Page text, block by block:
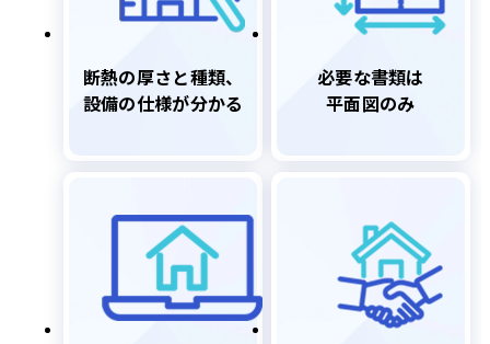
断熱の厚さと種類、
設備の仕様が分かる
必要な書類は
平面図のみ